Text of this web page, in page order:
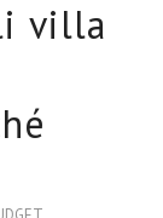
villa